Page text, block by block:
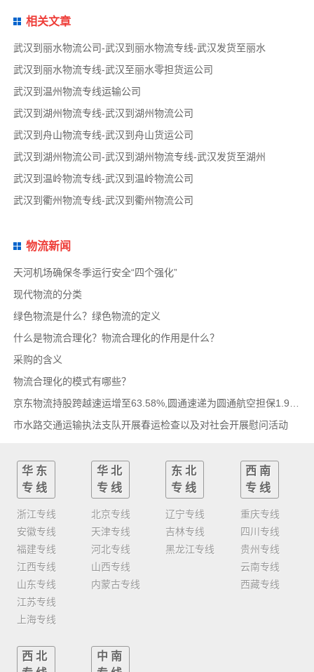
相关文章
武汉到丽水物流公司-武汉到丽水物流专线-武汉发货至丽水
武汉到丽水物流专线-武汉至丽水零担货运公司
武汉到温州物流专线运输公司
武汉到湖州物流专线-武汉到湖州物流公司
武汉到舟山物流专线-武汉到舟山货运公司
武汉到湖州物流公司-武汉到湖州物流专线-武汉发货至湖州
武汉到温岭物流专线-武汉到温岭物流公司
武汉到衢州物流专线-武汉到衢州物流公司
物流新闻
天河机场确保冬季运行安全“四个强化”
现代物流的分类
绿色物流是什么？绿色物流的定义
什么是物流合理化？物流合理化的作用是什么？
采购的含义
物流合理化的模式有哪些？
市水路交通运输执法支队开展春运检查以及对社会开展慰问活动
华东
专线
浙江专线
安徽专线
福建专线
江西专线
山东专线
江苏专线
上海专线
华北
专线
北京专线
天津专线
河北专线
山西专线
内蒙古专线
东北
专线
辽宁专线
吉林专线
黑龙江专线
西南
专线
重庆专线
四川专线
贵州专线
云南专线
西藏专线
西北
中南